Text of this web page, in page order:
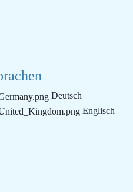
Deutsch
Englisch